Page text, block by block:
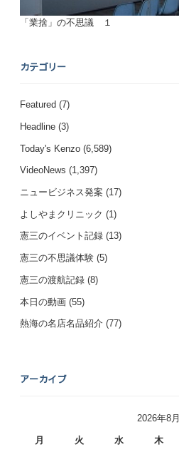
「業捨」の不思議 １
カテゴリー
Featured (7)
Headline (3)
Today's Kenzo (6,589)
VideoNews (1,397)
ニュービジネス発案 (17)
よしやまクリニック (1)
憲三のイベント記録 (13)
憲三の不思議体験 (5)
憲三の渡航記録 (8)
本日の動画 (55)
熱海の名店名品紹介 (77)
アーカイブ
2026年8月
月 火 水 木